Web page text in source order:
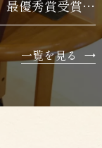
最優秀賞受賞牛購買
一覧を見る →